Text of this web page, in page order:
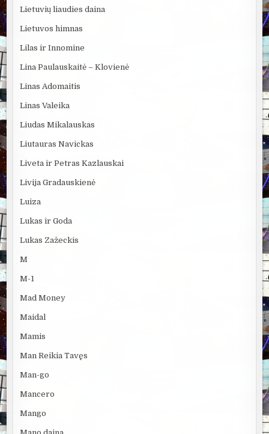
Lietuvių liaudies daina
Lietuvos himnas
Lilas ir Innomine
Lina Paulauskaitė – Klovienė
Linas Adomaitis
Linas Valeika
Liudas Mikalauskas
Liutauras Navickas
Liveta ir Petras Kazlauskai
Livija Gradauskienė
Luiza
Lukas ir Goda
Lukas Zažeckis
M
M-1
Mad Money
Maidal
Mamis
Man Reikia Tavęs
Man-go
Mancero
Mango